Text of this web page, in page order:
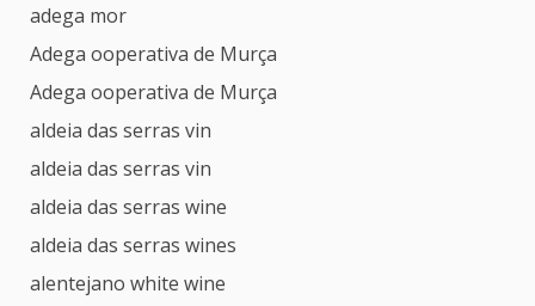
adega mor
Adega ooperativa de Murça
Adega ooperativa de Murça
aldeia das serras vin
aldeia das serras vin
aldeia das serras wine
aldeia das serras wines
alentejano white wine